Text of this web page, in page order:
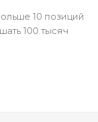
10 позиций
100 тысяч